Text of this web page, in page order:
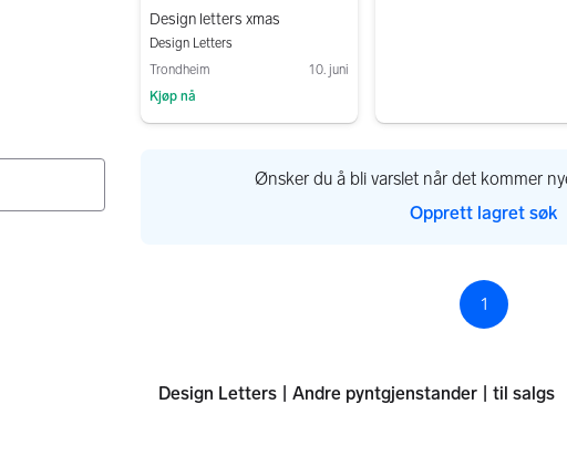
Design letters xmas
Design Letters
Trondheim
10. juni
Kjøp nå
Ønsker du å bli varslet når det kommer
Opprett lagret søk
Sider
1
Design Letters | Andre pyntgjenstander | til salgs